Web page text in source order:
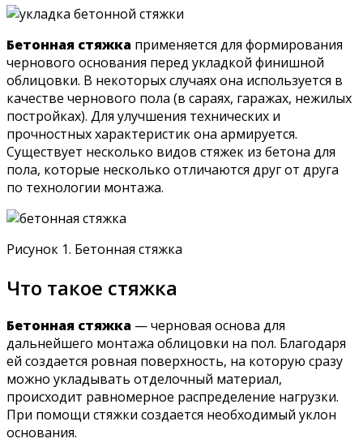
Бетонная стяжка применяется для формирования
чернового основания перед укладкой финишной
облицовки. В некоторых случаях она используется в
качестве чернового пола (в сараях, гаражах, нежилых
постройках). Для улучшения технических и
прочностных характеристик она армируется.
Существует несколько видов стяжек из бетона для
пола, которые несколько отличаются друг от друга
по технологии монтажа.
Рисунок 1. Бетонная стяжка
Что такое стяжка
Бетонная стяжка — черновая основа для
дальнейшего монтажа облицовки на пол. Благодаря
ей создается ровная поверхность, на которую сразу
можно укладывать отделочный материал,
происходит равномерное распределение нагрузки.
При помощи стяжки создается необходимый уклон
основания.